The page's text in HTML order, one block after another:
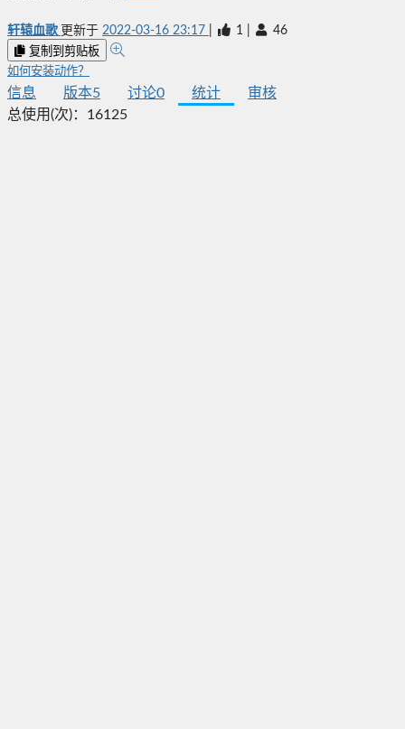
轩辕血歌 更新于 2022-03-16 23:17 1 46
复制到剪贴板
如何安装动作？
信息 版本5 讨论0 统计
审核
总使用(次)： 16125